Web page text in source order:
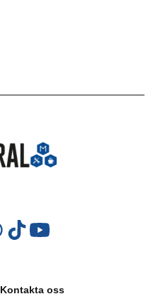
Kontakta oss